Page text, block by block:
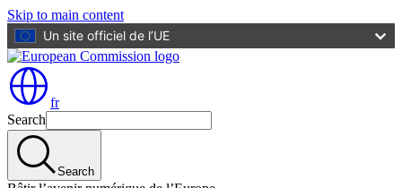
Skip to main content
Un site officiel de l’UE
fr
Search
Search